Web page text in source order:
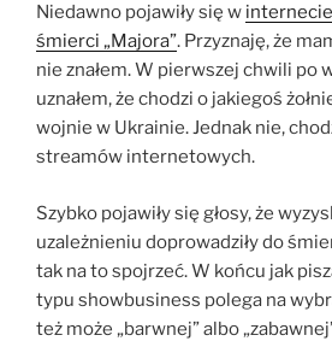
Niedawno pojawiły się w
śmierci „Majora”. Przyznaję, że
nie znałem. W pierwszej chwili po
uznałem, że chodzi o jakiegoś
wojnie w Ukrainie. Jednak nie,
streamów internetowych.
Szybko pojawiły się głosy, że
uzależnieniu doprowadziły do
tak na to spojrzeć. W końcu jak
typu showbusiness polega na
też może „barwnej” albo